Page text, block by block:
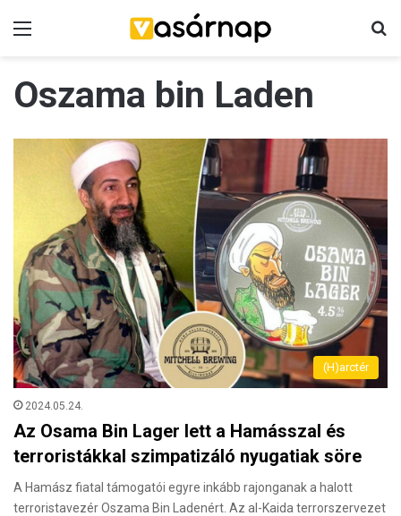
Oszama bin Laden
(H)arctér
2024.05.24.
Az Osama Bin Lager lett a Hamásszal és
terroristákkal szimpatizáló nyugatiak söre
A Hamász fiatal támogatói egyre inkább rajonganak a halott
terroristavezér Oszama Bin Ladenért. Az al-Kaida terrorszervezet